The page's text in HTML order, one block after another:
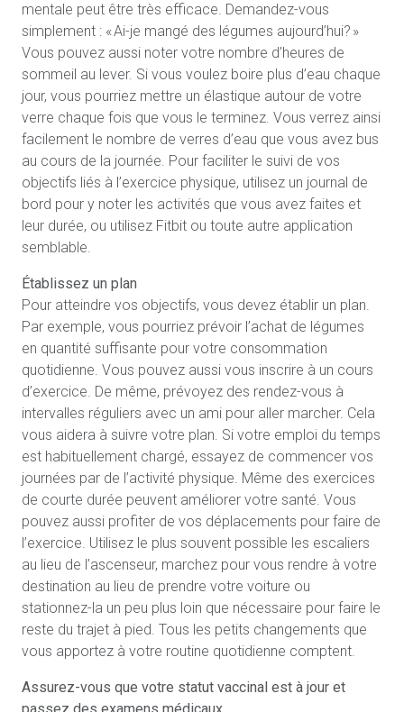
mentale peut être très efficace. Demandez-vous
simplement : « Ai-je mangé des légumes aujourd’hui? »
Vous pouvez aussi noter votre nombre d’heures de
sommeil au lever. Si vous voulez boire plus d’eau chaque
jour, vous pourriez mettre un élastique autour de votre
verre chaque fois que vous le terminez. Vous verrez ainsi
facilement le nombre de verres d’eau que vous avez bus
au cours de la journée. Pour faciliter le suivi de vos
objectifs liés à l’exercice physique, utilisez un journal de
bord pour y noter les activités que vous avez faites et
leur durée, ou utilisez Fitbit ou toute autre application
semblable.
Établissez un plan
Pour atteindre vos objectifs, vous devez établir un plan.
Par exemple, vous pourriez prévoir l’achat de légumes
en quantité suffisante pour votre consommation
quotidienne. Vous pouvez aussi vous inscrire à un cours
d’exercice. De même, prévoyez des rendez-vous à
intervalles réguliers avec un ami pour aller marcher. Cela
vous aidera à suivre votre plan. Si votre emploi du temps
est habituellement chargé, essayez de commencer vos
journées par de l’activité physique. Même des exercices
de courte durée peuvent améliorer votre santé. Vous
pouvez aussi profiter de vos déplacements pour faire de
l’exercice. Utilisez le plus souvent possible les escaliers
au lieu de l’ascenseur, marchez pour vous rendre à votre
destination au lieu de prendre votre voiture ou
stationnez-la un peu plus loin que nécessaire pour faire le
reste du trajet à pied. Tous les petits changements que
vous apportez à votre routine quotidienne comptent.
Assurez-vous que votre statut vaccinal est à jour et